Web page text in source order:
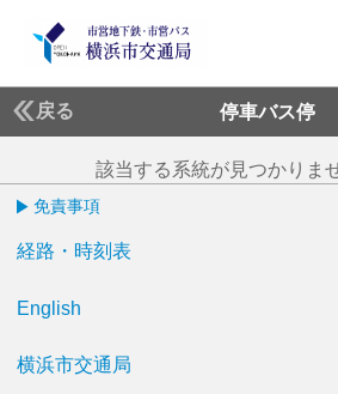
戻る 停車バス停
該当する系統が見つかりま
免責事項
経路・時刻表
English
横浜市交通局